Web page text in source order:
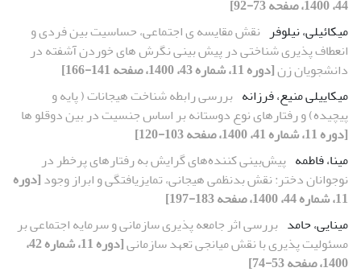
44، 1400، صفحه 73-92]
میکائیلی، نیلوفر نقش مقایسه ی اجتماعی، حساسیت بین فردی و
انعطاف پذیری شناختی در پیش بینی نگرش های خوردن آشفته در
دانشجویان زن[دوره 11، شماره 43، 1400، صفحه 141-166]
میکاییلی منیع، فرزانه بررسی رابطه شناخت هیجانات ( پایه و
پیچیده) و رفتارهای نوع دوستانه بر اساس جنسیت در بین دوقلو ها
[دوره 11، شماره 41، 1400، صفحه 103-120]
مینا، فاطمه پیش‌بینی کننده‌های گرایش به رفتارهای پرخطر در
نوجوانان دختر: نقش بدنظمی هیجانی، تمایزیافتگی و ابراز وجود[دوره
11، شماره 44، 1400، صفحه 183-197]
مینایی، حامد بررسی اثر جامعه پذیری سازمانی و سرمایه اجتماعی بر
مسئولیت پذیری با نقش میانجی تعهد سازمانی
[دوره 11، شماره 42،
1400، صفحه 53-74]